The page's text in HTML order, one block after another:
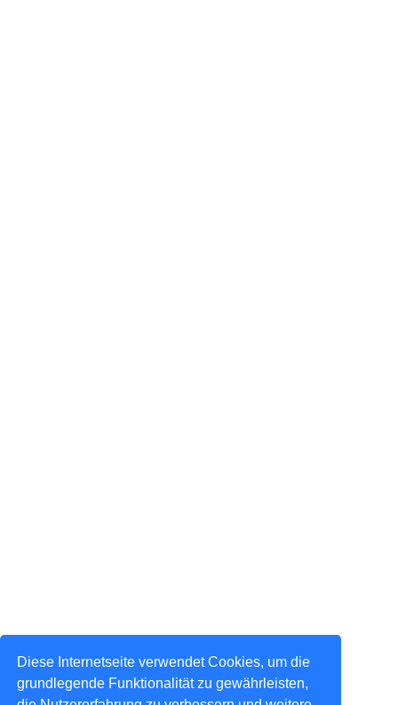
Diese Internetseite verwendet Cookies, um die
grundlegende Funktionalität zu gewährleisten,